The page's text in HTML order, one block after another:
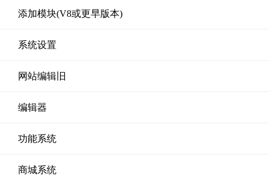
添加模块(V8或更早版本)
系统设置
网站编辑旧
编辑器
功能系统
商城系统